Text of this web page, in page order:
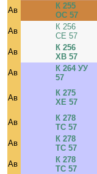
Ав
К 255
ОС 57
Ав
К 256
СЕ 57
Ав
К 256
ХВ 57
Ав
К 264 УУ
57
Ав
К 275
ХЕ 57
Ав
К 278
ТС 57
Ав
К 278
ТС 57
Ав
К 278
ТС 57